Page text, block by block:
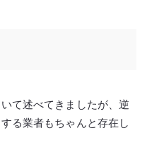
て述べてきましたが、逆
る業者もちゃんと存在し